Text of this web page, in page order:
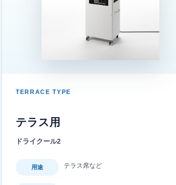
TERRACE TYPE
テラス用
ドライクール2
用途 テラス席など